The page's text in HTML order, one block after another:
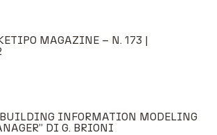
MAGAZINE – N. 173 |
INFORMATION MODELING
DI G. BRIONI